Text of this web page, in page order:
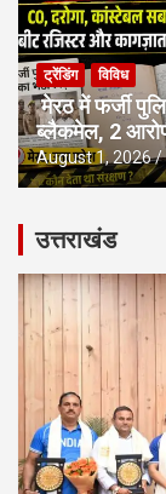
ट्रेंडिंग विविध
मेरठ में फर्जी
ब्लैकमेल, 2
August 1, 2026
उत्तराखंड